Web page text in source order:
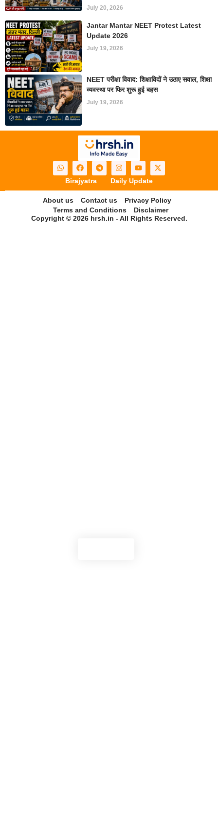
July 20, 2026
Jantar Mantar NEET Protest Latest
Update 2026
July 19, 2026
NEET परीक्षा विवाद: शिक्षाविदों ने उठाए सवाल, शिक्षा
व्यवस्था पर फिर शुरू हुई बहस
July 19, 2026
Birajyatra Daily Update
About us Contact us
Privacy Policy
Terms and Conditions
Disclaimer
Copyright © 2026 hrsh.in - All Rights Reserved.